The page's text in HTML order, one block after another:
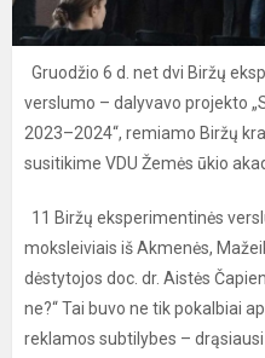
Gruodžio 6 d. net dvi Biržų
verslumo – dalyvavo projekto
2023–2024“, remiamo Biržų
susitikime VDU Žemės ūkio
11 Biržų eksperimentinės
moksleiviais iš Akmenės,
dėstytojos doc. dr. Aistės
ne?“ Tai buvo ne tik pokalbiai
reklamos subtilybes –